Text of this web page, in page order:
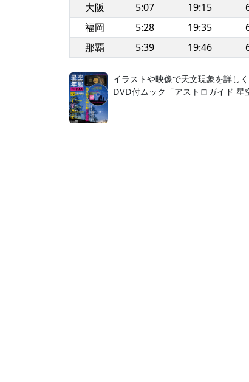
大阪
5:07 19:15
福岡
5:28 19:35
那覇
5:39 19:46
イラストや映像で天文現象を詳しく
DVD付ムック「アストロガイド 星